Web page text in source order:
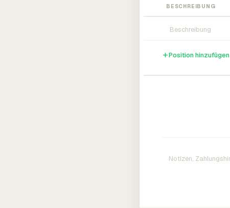
BESCHREIBUNG
Position hinzufügen